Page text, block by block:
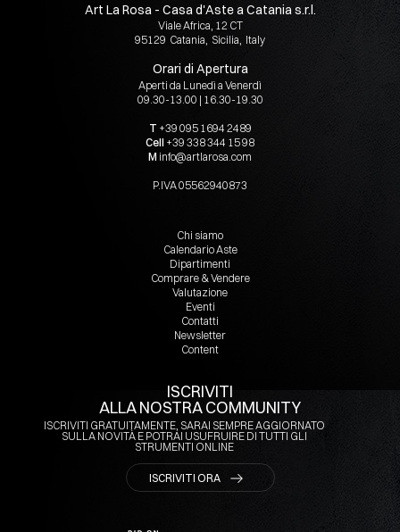
Art La Rosa - Casa d'Aste a Catania s.r.l.
Viale Africa, 12 CT
95129 Catania, Sicilia, Italy
Orari di Apertura
Aperti da Lunedì a Venerdì
09.30-13.00 | 16.30-19.30
T +39 095 1694 2489
Cell +39 338 344 15 98
M info@artlarosa.com
P.IVA05562940873
Chi siamo
Calendario Aste
Dipartimenti
Comprare & Vendere
Valutazione
Eventi
Contatti
Newsletter
Content
ISCRIVITI
ALLA NOSTRA COMMUNITY
ISCRIVITI GRATUITAMENTE, SARAI SEMPRE AGGIORNATO
SULLA NOVITÀ E POTRAI USUFRUIRE DI TUTTI GLI
STRUMENTI ONLINE
ISCRIVITI ORA